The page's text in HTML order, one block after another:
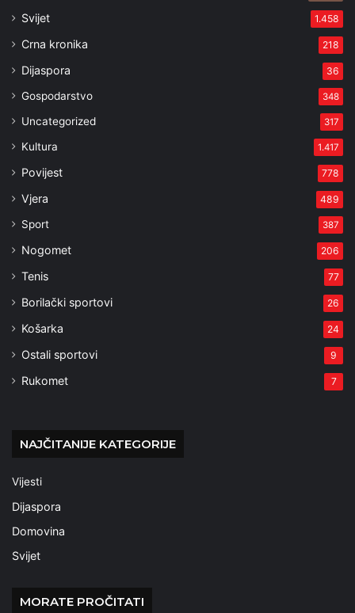
Svijet 1.458
Crna kronika 218
Dijaspora 36
Gospodarstvo 348
Uncategorized 317
Kultura 1.417
Povijest 778
Vjera 489
Sport 387
Nogomet 206
Tenis 77
Borilački sportovi 26
Košarka 24
Ostali sportovi 9
Rukomet 7
NAJČITANIJE KATEGORIJE
Vijesti
Dijaspora
Domovina
Svijet
MORATE PROČITATI